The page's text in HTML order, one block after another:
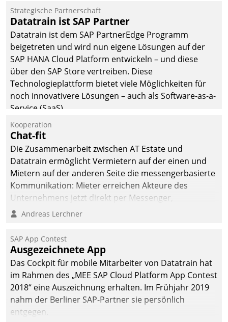
Jahresbeginn eine
Überblick, Einsicht und
Eingriff bietende Lösung.
Zur Entwicklung setzte
man auf
Cloudtechnologie,
bewährte und Startup-
Partner sowie erstmals
agile Projektmethoden.
Strategische Partnerschaft
Datatrain ist SAP Partner
Datatrain ist dem SAP PartnerEdge Programm
beigetreten und wird nun eigene Lösungen auf der
SAP HANA Cloud Platform entwickeln – und diese
über den SAP Store vertreiben. Diese
Technologieplattform bietet viele Möglichkeiten für
noch innovativere Lösungen – auch als Software-as-a-
Service (SaaS).
Kooperation
Chat-fit
Die Zusammenarbeit zwischen AT Estate und
Datatrain ermöglicht Vermietern auf der einen und
Mietern auf der anderen Seite die messengerbasierte
Kommunikation: Mieter erreichen Akteure des
Unternehmens jetzt direkt per Messenger,
Mitarbeiter oder Dienstleister empfangen oder
Andreas Lerchner
SAP App Contest
Ausgezeichnete App
Das Cockpit für mobile Mitarbeiter von Datatrain hat
im Rahmen des „MEE SAP Cloud Platform App Contest
2018“ eine Auszeichnung erhalten. Im Frühjahr 2019
nahm der Berliner SAP-Partner sie persönlich
entgegen.